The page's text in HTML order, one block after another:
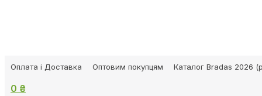
Оплата і Доставка Оптовим покупцям Каталог Bradas 2026
0 ₴